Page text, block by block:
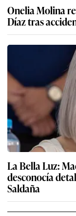
Onelia Molina
Díaz tras
La Bella Luz:
desconocía
Saldaña